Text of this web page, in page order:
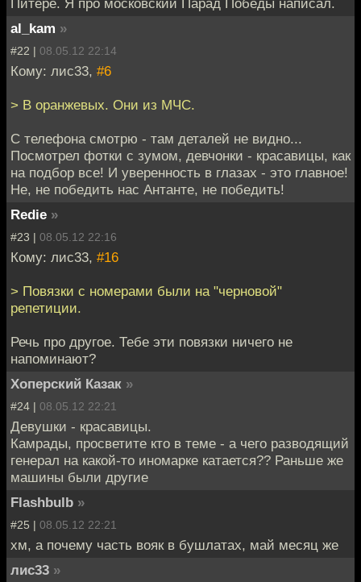
al_kam »
#22 | 08.05.12 22:14
Кому: лис33, #6
> В оранжевых. Они из МЧС.
С телефона смотрю - там деталей не видно...
Посмотрел фотки c зумом, девчонки - красавицы, как
на подбор все! И уверенность в глазах - это главное!
Не, не победить нас Антанте, не победить!
Redie »
#23 | 08.05.12 22:16
Кому: лис33, #16
> Повязки с номерами были на "черновой"
репетиции.
Речь про другое. Тебе эти повязки ничего не
напоминают?
Хоперский Казак »
#24 | 08.05.12 22:21
Девушки - красавицы.
Камрады, просветите кто в теме - а чего разводящий
генерал на какой-то иномарке катается?? Раньше же
машины были другие
Flashbulb »
#25 | 08.05.12 22:21
хм, а почему часть вояк в бушлатах, май месяц же
лис33 »